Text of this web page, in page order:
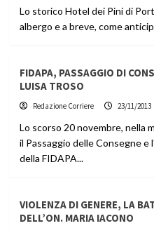
Lo storico Hotel dei Pini di
albergo e a breve, come
FIDAPA, PASSAGGIO DI
LUISA TROSO
Redazione Corriere 23/11/2013
Lo scorso 20 novembre, nella
il Passaggio delle Consegne
della FIDAPA...
VIOLENZA DI GENERE, LA
DELL’ON. MARIA IACONO